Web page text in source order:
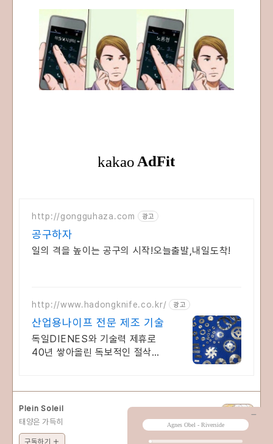
http://gongguhaza.com 광고
공구하자
일의 격을 높이는 공구의 시작!오늘출발,내일도착!
http://www.hadongknife.co.kr/ 광고
산업용나이프 전문 제조 기술
독일DIENES와 기술력 제휴로
40년 쌓아올린 독보적인 절삭기
Plein Soleil
태양은 가득히
구독하기